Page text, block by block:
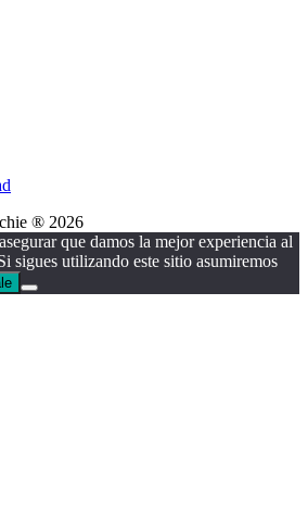
® 2026
que damos la mejor experiencia al
sigues utilizando este sitio asumiremos